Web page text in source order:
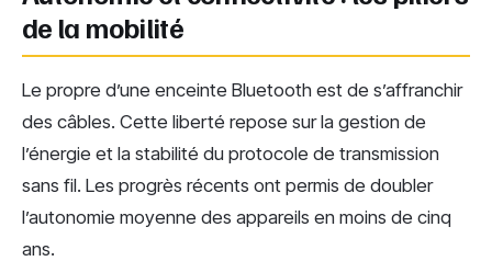
de la mobilité
Le propre d’une enceinte Bluetooth est de s’affranchir
des câbles. Cette liberté repose sur la gestion de
l’énergie et la stabilité du protocole de transmission
sans fil. Les progrès récents ont permis de doubler
l’autonomie moyenne des appareils en moins de cinq
ans.